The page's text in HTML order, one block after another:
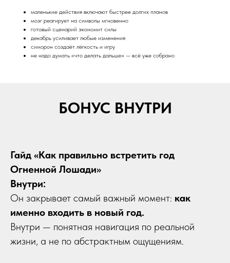
маленькие действия включают быстрее долгих планов
мозг реагирует на символы мгновенно
готовый сценарий экономит силы
декабрь усиливает любые изменения
симорон создаёт лёгкость и игру
не надо думать «что делать дальше» — всё уже собрано
БОНУС ВНУТРИ
Гайд «Как правильно встретить год
Огненной Лошади»
Внутри:
Он закрывает самый важный момент: как
именно входить в новый год.
Внутри — понятная навигация по реальной
жизни, а не по абстрактным ощущениям.